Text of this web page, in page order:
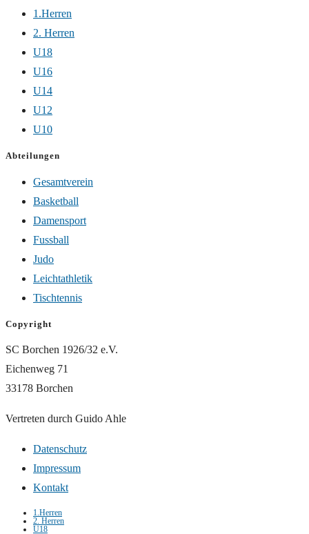
1.Herren
2. Herren
U18
U16
U14
U12
U10
Abteilungen
Gesamtverein
Basketball
Damensport
Fussball
Judo
Leichtathletik
Tischtennis
Copyright
SC Borchen 1926/32 e.V.
Eichenweg 71
33178 Borchen
Vertreten durch Guido Ahle
Datenschutz
Impressum
Kontakt
1.Herren
2. Herren
U18